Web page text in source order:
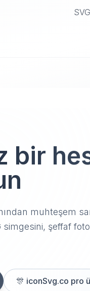
bir
muhteşem
simgesini, şeffaf
🎊 iconSvg.co pro